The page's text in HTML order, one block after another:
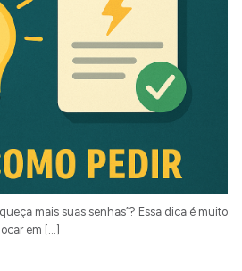
mais suas senhas”? Essa dica é muito
em […]